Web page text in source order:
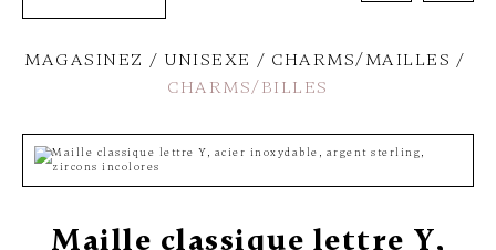
MAGASINEZ UNISEXE
CHARMS/MAILLES
CHARMS/BILLES
Maille classique lettre Y,